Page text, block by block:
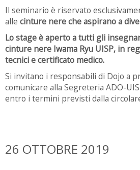
Il seminario è riservato
alle cinture nere che aspirano a
Lo stage è aperto a tutti gli
cinture nere Iwama Ryu UISP, in
tecnici e certificato medico.
Si invitano i responsabili di Dojo a
comunicare alla Segreteria ADO-
entro i termini previsti dalla
26 OTTOBRE 2019